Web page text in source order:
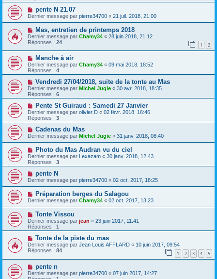
pente N 21.07
Dernier message par pierre34700 « 21 juil. 2018, 21:00
Mas, entretien de printemps 2018
Dernier message par Chamy34 « 28 juin 2018, 21:12
Réponses : 24 1 2
Manche à air
Dernier message par Chamy34 « 09 mai 2018, 18:52
Réponses : 4
Vendredi 27/04/2018, suite de la tonte au Mas
Dernier message par Michel Jugie « 30 avr. 2018, 18:35
Réponses : 6
Pente St Guiraud : Samedi 27 Janvier
Dernier message par olivier D « 02 févr. 2018, 16:46
Réponses : 3
Cadenas du Mas
Dernier message par Michel Jugie « 31 janv. 2018, 08:40
Photo du Mas Audran vu du ciel
Dernier message par Lexazam « 30 janv. 2018, 12:43
Réponses : 3
pente N
Dernier message par pierre34700 « 02 oct. 2017, 18:25
Préparation berges du Salagou
Dernier message par Chamy34 « 02 oct. 2017, 13:23
Tonte Vissou
Dernier message par jean « 23 juin 2017, 11:41
Réponses : 1
Tonte de la piste du mas
Dernier message par Jean Louis AFFLARD « 10 juin 2017, 09:54
Réponses : 84 1 2 3 4 5
pente n
Dernier message par pierre34700 « 07 juin 2017, 14:27